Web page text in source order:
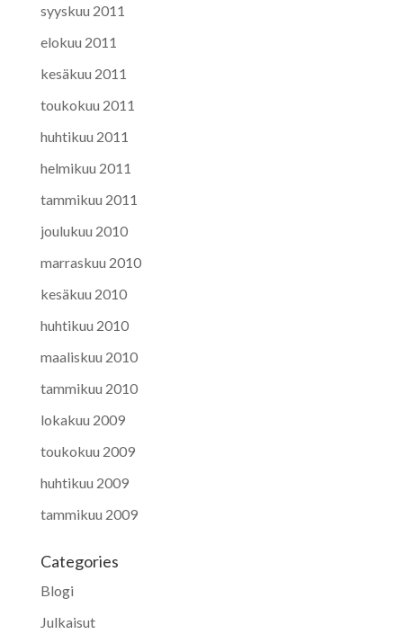
syyskuu 2011
elokuu 2011
kesäkuu 2011
toukokuu 2011
huhtikuu 2011
helmikuu 2011
tammikuu 2011
joulukuu 2010
marraskuu 2010
kesäkuu 2010
huhtikuu 2010
maaliskuu 2010
tammikuu 2010
lokakuu 2009
toukokuu 2009
huhtikuu 2009
tammikuu 2009
Categories
Blogi
Julkaisut